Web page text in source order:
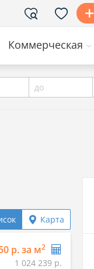
Коммерческая
до
Карта
р. за м2
1 024 239 р.